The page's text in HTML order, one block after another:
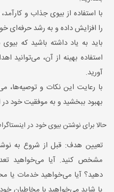
با استفاده از بیوی جذاب و
را افزایش داده و به رشد حرفه‌ای
باید به یاد داشته باشید که
استفاده بهینه از آن، می‌توانید
آورید.
با رعایت این نکات و توصیه‌ها،
بهبود ببخشید و به موفقیت خود
حالا برای نوشتن بیوی خود در
تعیین هدف: قبل از شروع به
مشخص کنید. آیا می‌خواهید
دهید؟ آیا می‌خواهید خدمات یا